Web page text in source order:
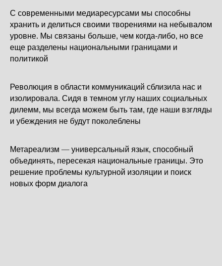
С современными медиаресурсами мы способны
хранить и делиться своими творениями на небывалом
уровне. Мы связаны больше, чем когда-либо, но все
еще разделены национальными границами и
политикой
Революция в области коммуникаций сблизила нас и
изолировала. Сидя в темном углу наших социальных
дилемм, мы всегда можем быть там, где наши взгляды
и убеждения не будут поколеблены
Метареализм — универсальный язык, способный
объединять, пересекая национальные границы. Это
решение проблемы культурной изоляции и поиск
новых форм диалога